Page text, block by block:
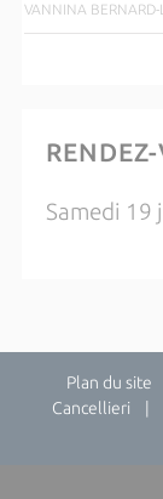
VANNINA BERNARD-
Samedi 19
Plan du site
Cancellieri |